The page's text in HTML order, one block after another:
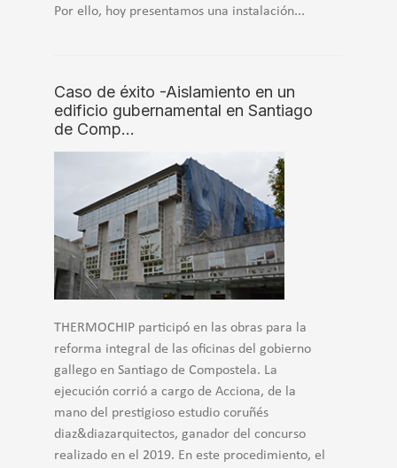
Por ello, hoy presentamos una instalación...
Caso de éxito -Aislamiento en un
edificio gubernamental en Santiago
de Comp…
THERMOCHIP participó en las obras para la
reforma integral de las oficinas del gobierno
gallego en Santiago de Compostela. La
ejecución corrió a cargo de Acciona, de la
mano del prestigioso estudio coruñés
diaz&diazarquitectos, ganador del concurso
realizado en el 2019. En este procedimiento, el